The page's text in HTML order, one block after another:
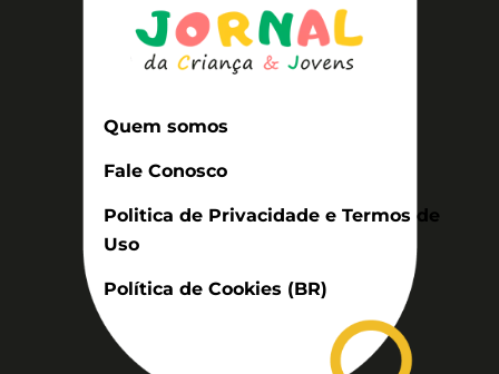
Quem somos
Fale Conosco
Politica de Privacidade e Termos de
Uso
Política de Cookies (BR)